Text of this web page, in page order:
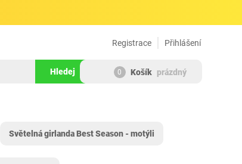
Přihlášení
Registrace
Hledej 0 Košík prázdný
Světelná girlanda Best Season - motýli